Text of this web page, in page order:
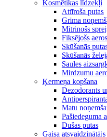
Kosmētikas līdzekļi
Attīroša putas
Grima
Mitrinošs
Fiksējošs
Skūšanās
Skūšanās
Saules
Mirdzumu
Ķermeņa kopšana
Dezodorants
Matu
Pašiedeguma
Dušas putas
Gaisa atsvaidzinātājs